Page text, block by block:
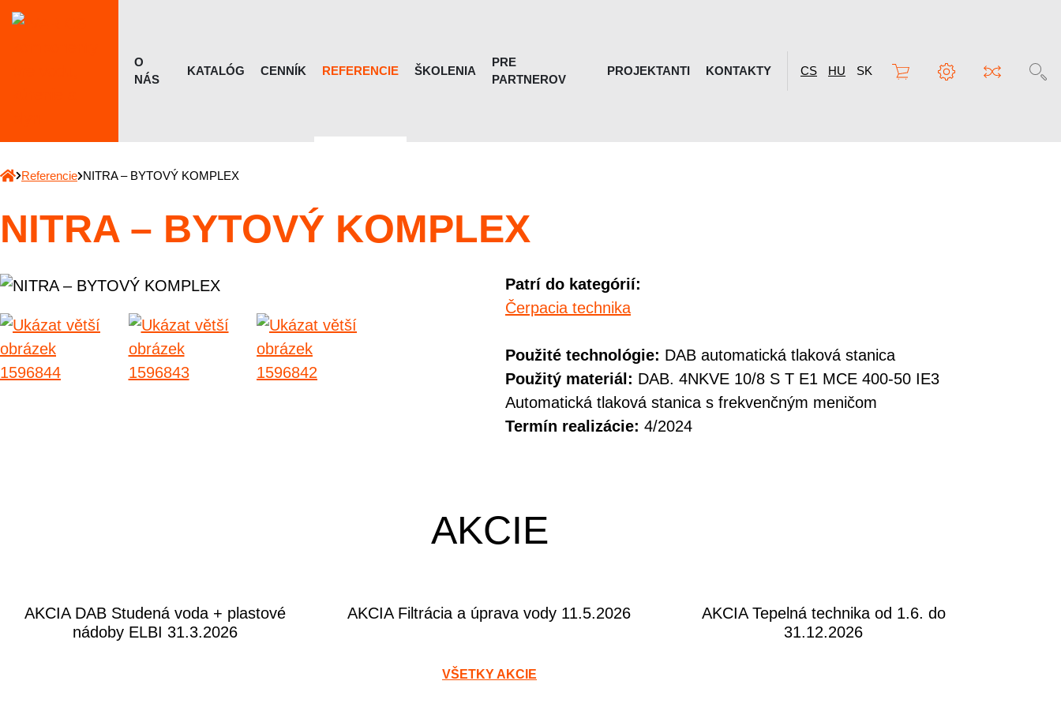
O
NÁS
KATALÓG CENNÍK REFERENCIE ŠKOLENIA
PRE
PARTNEROV
PROJEKTANTI KONTAKTY CS HU SK
Referencie NITRA – BYTOVÝ KOMPLEX
NITRA – BYTOVÝ KOMPLEX
Patrí do kategórií:
Čerpacia technika
Použité technológie: DAB automatická tlaková stanica
Použitý materiál: DAB. 4NKVE 10/8 S T E1 MCE 400-50 IE3
Automatická tlaková stanica s frekvenčným meničom
Termín realizácie: 4/2024
AKCIE
AKCIA DAB Studená voda + plastové
nádoby ELBI 31.3.2026
AKCIA Filtrácia a úprava vody 11.5.2026
AKCIA Tepelná technika od 1.6. do
31.12.2026
VŠETKY AKCIE